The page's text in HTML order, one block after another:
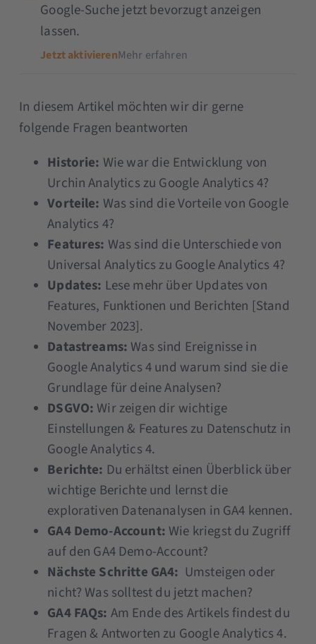
Google-Suche jetzt bevorzugt anzeigen
lassen.
Jetzt aktivierenMehr erfahren
In diesem Artikel möchten wir dir gerne
folgende Fragen beantworten
Historie: Wie war die Entwicklung von
Urchin Analytics zu Google Analytics 4?
Vorteile: Was sind die Vorteile von Google
Analytics 4?
Features: Was sind die Unterschiede von
Universal Analytics zu Google Analytics 4?
Updates: Lese mehr über Updates von
Features, Funktionen und Berichten [Stand
November 2023].
Datastreams:Was sind Ereignisse in
Google Analytics 4 und warum sind sie die
Grundlage für deine Analysen?
DSGVO:Wir zeigen dir wichtige
Einstellungen & Features zu Datenschutz in
Google Analytics 4.
Berichte: Du erhältst einen Überblick über
wichtige Berichte und lernst die
explorativen Datenanalysen in GA4 kennen.
GA4 Demo-Account:Wie kriegst du Zugriff
auf den GA4 Demo-Account?
Nächste Schritte GA4: Umsteigen oder
nicht? Was solltest du jetzt machen?
GA4 FAQs: Am Ende des Artikels findest du
Fragen & Antworten zu Google Analytics 4.